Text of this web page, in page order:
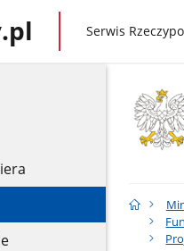
gov.pl
Serwis